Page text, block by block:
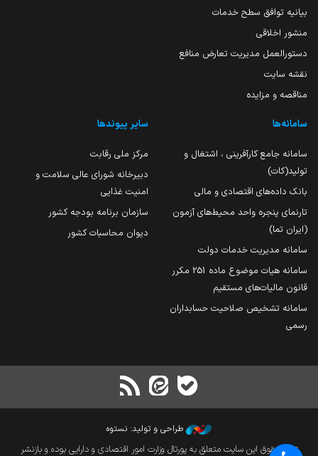
بیانیه توافق سطح خدمات
منشور اخلاقی
دستورالعمل مدیریت تعارض منافع
نقشه سایت
مناقصه و مزایده
سامانه‌ها
سامانه جامع کارآفرینی ، اشتغال و
تولید(کات)
بانک داده‌های اقتصادی و مالی
تارنمای پنجره واحد محیط‌های آزمون
(ایران تما)
سامانه مدیریت خدمات دولت
سامانه هیات موضوع ماده 251 مکرر
قانون مالیات‌های مستقیم
سامانه تشخیص صلاحیت حسابداران
رسمی
سایر پیوندها
مرکز ملی رقابت
دبیرخانه شورای عالی سلامت و
امنیت غذایی
سازمان برنامه بودجه کشور
دیوان محاسبات کشور
طراحی و تولید: نستوه
تمام حقوق این سایت متعلق به پورتال وزارت امور اقتصادی و دارایی بوده و بازنشر